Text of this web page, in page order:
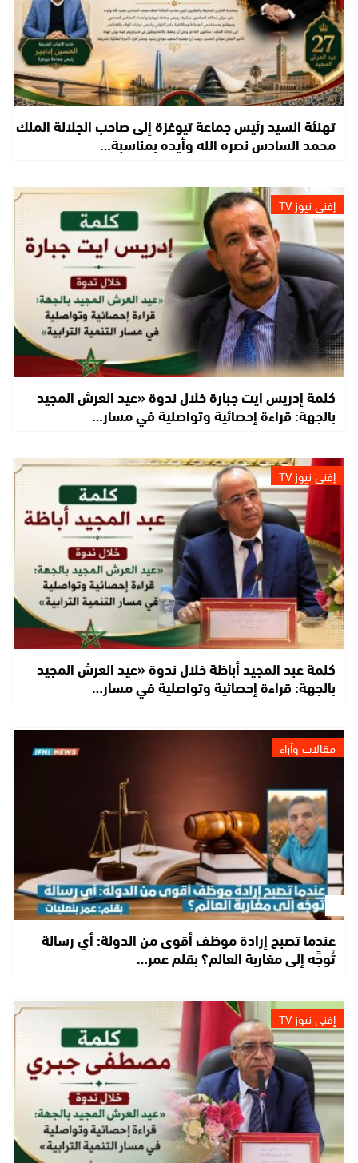
تهنئة السيد رئيس جماعة تيوغزة إلى صاحب الجلالة الملك
محمد السادس نصره الله وأيده بمناسبة…
إفني نيوز TV
كلمة إدريس ايت جبارة خلال ندوة «عيد العرش المجيد
بالجهة: قراءة إحصائية وتواصلية في مسار…
إفني نيوز TV
كلمة عبد المجيد أباظة خلال ندوة «عيد العرش المجيد
بالجهة: قراءة إحصائية وتواصلية في مسار…
مقالات وآراء
عندما تصبح إرادة موظف أقوى من الدولة: أي رسالة
تُوجَّه إلى مغاربة العالم؟ بقلم عمر…
إفني نيوز TV